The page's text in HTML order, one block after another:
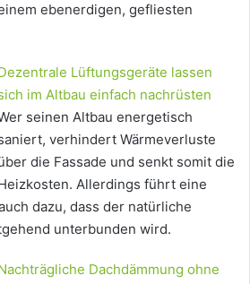
ebenerdigen, gefliesten
Lüftungsgeräte lassen
im Altbau einfach nachrüsten
seinen Altbau energetisch
verhindert Wärmeverluste
die Fassade und senkt somit die
Allerdings führt eine
dazu, dass der natürliche
unterbunden wird.
Dachdämmung ohne